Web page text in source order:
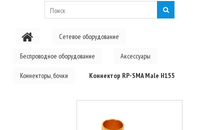
PON ОБОРУДОВАНИЕ
Сетевое оборудование
Беспроводное оборудование Аксессуары
Коннекторы, бочки Коннектор RP-SMA Male H155